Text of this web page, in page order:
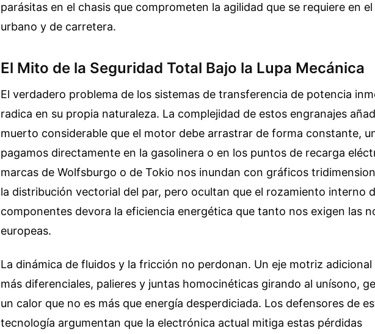
parásitas en el chasis que comprometen la agilidad que se requiere en el
urbano y de carretera.
El Mito de la Seguridad Total Bajo la Lupa Mecánica
El verdadero problema de los sistemas de transferencia de potencia
radica en su propia naturaleza. La complejidad de estos engranajes
muerto considerable que el motor debe arrastrar de forma constante,
pagamos directamente en la gasolinera o en los puntos de recarga
marcas de Wolfsburgo o de Tokio nos inundan con gráficos
la distribución vectorial del par, pero ocultan que el rozamiento interno
componentes devora la eficiencia energética que tanto nos exigen las
europeas.
La dinámica de fluidos y la fricción no perdonan. Un eje motriz adicional
más diferenciales, palieres y juntas homocinéticas girando al unísono,
un calor que no es más que energía desperdiciada. Los defensores de
tecnología argumentan que la electrónica actual mitiga estas pérdidas